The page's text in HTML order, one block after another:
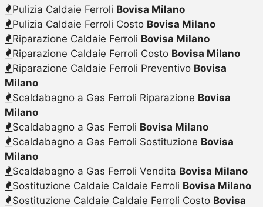
Pulizia Caldaie Ferroli Bovisa Milano
Pulizia Caldaie Ferroli Costo Bovisa Milano
Riparazione Caldaie Ferroli Bovisa Milano
Riparazione Caldaie Ferroli Costo Bovisa Milano
Riparazione Caldaie Ferroli Preventivo Bovisa
Milano
Scaldabagno a Gas Ferroli Riparazione Bovisa
Milano
Scaldabagno a Gas Ferroli Bovisa Milano
Scaldabagno a Gas Ferroli Sostituzione Bovisa
Milano
Scaldabagno a Gas Ferroli Vendita Bovisa Milano
Sostituzione Caldaie Caldaie Ferroli Bovisa Milano
Sostituzione Caldaie Caldaie Ferroli Costo Bovisa